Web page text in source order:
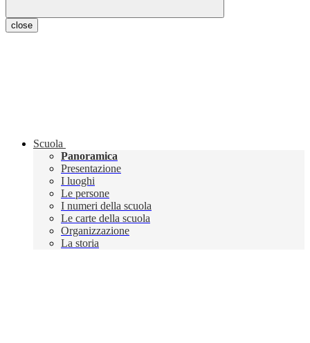
close
Scuola
Panoramica
Presentazione
I luoghi
Le persone
I numeri della scuola
Le carte della scuola
Organizzazione
La storia